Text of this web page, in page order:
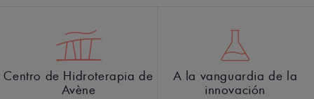
Centro de Hidroterapia de
Avène
A la vanguardia de la
innovación